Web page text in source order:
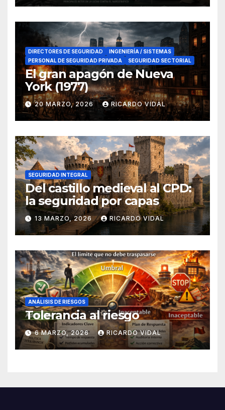
DIRECTORES DE SEGURIDAD
INGENIERÍA / SISTEMAS
PERSONAL DE SEGURIDAD PRIVADA
SEGURIDAD SECTORIAL
El gran apagón de Nueva
York (1977)
20 MARZO, 2026 RICARDO VIDAL
SEGURIDAD INTEGRAL
Del castillo medieval al CPD:
la seguridad por capas
13 MARZO, 2026 RICARDO VIDAL
ANÁLISIS DE RIESGOS
Tolerancia al riesgo
6 MARZO, 2026 RICARDO VIDAL